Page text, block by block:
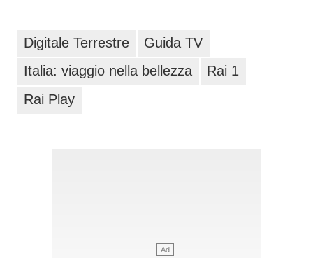
Digitale Terrestre
Guida TV
Italia: viaggio nella bellezza
Rai 1
Rai Play